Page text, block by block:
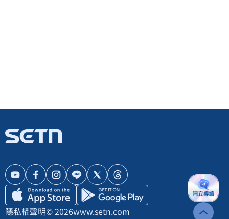
隱私權聲明© 2026www.setn.com